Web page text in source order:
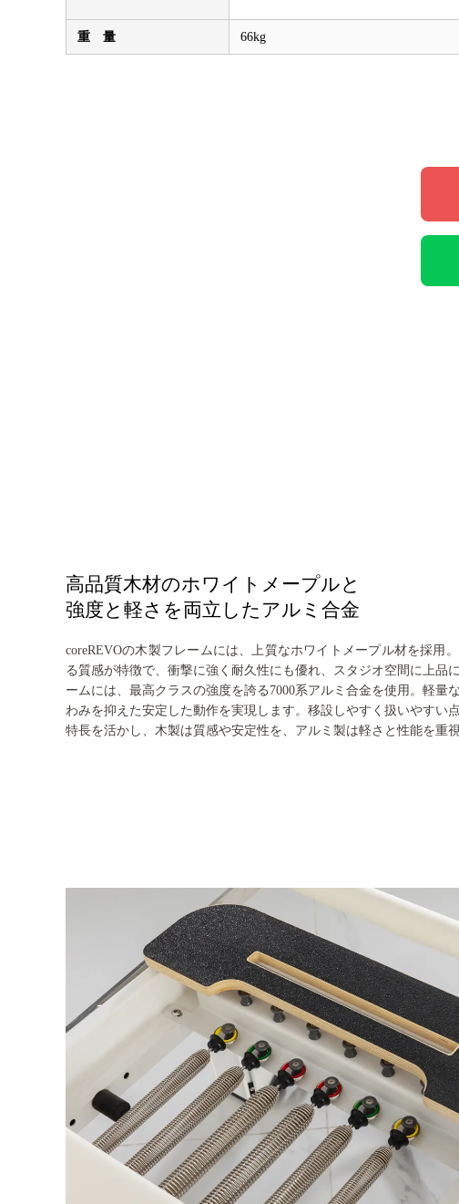
重 量 66kg
高品質木材のホワイトメープルと
強度と軽さを両立したアルミ合金
coreREVOの木製フレームには、上質なホワイトメープル材を採用
る質感が特徴で、衝撃に強く耐久性にも優れ、スタジオ空間に上品
ームには、最高クラスの強度を誇る7000系アルミ合金を使用。軽量
わみを抑えた安定した動作を実現します。移設しやすく扱いやすい
特長を活かし、木製は質感や安定性を、アルミ製は軽さと性能を重